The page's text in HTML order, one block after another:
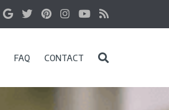
FAQ CONTACT